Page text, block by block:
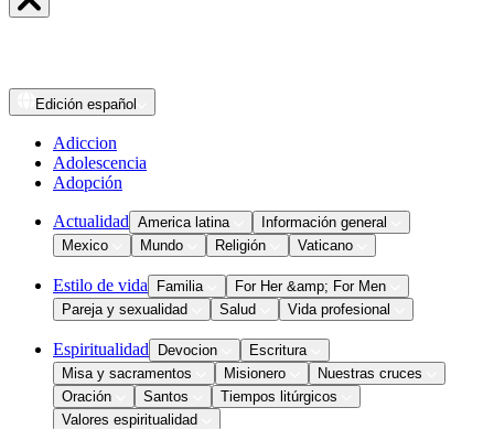
Edición español
Adiccion
Adolescencia
Adopción
Actualidad America latina
Información general
Mexico
Mundo Religión Vaticano
Estilo de vida Familia
For Her &amp; For Men
Pareja y sexualidad
Salud Vida profesional
Espiritualidad Devocion
Escritura
Misa y sacramentos
Misionero
Nuestras cruces
Oración
Santos
Tiempos litúrgicos
Valores espiritualidad